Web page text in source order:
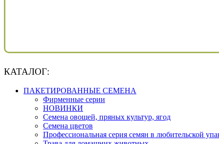
КАТАЛОГ:
ПАКЕТИРОВАННЫЕ СЕМЕНА
Фирменные серии
НОВИНКИ
Семена овощей, пряных культур, ягод
Семена цветов
Профессиональная серия семян в любительской